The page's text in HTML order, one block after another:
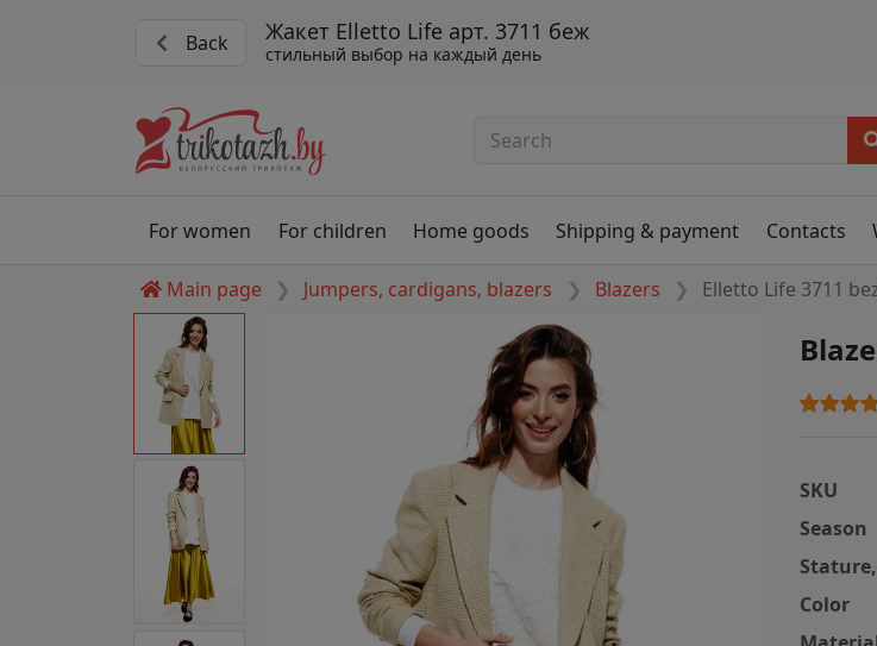
Back Жакет Elletto Life арт. 3711 беж
стильный выбор на каждый день
For women For children Home goods Shipping & payment Contacts
Main page Jumpers, cardigans, blazers Blazers Elletto Life 3711
SKU
Season
Color